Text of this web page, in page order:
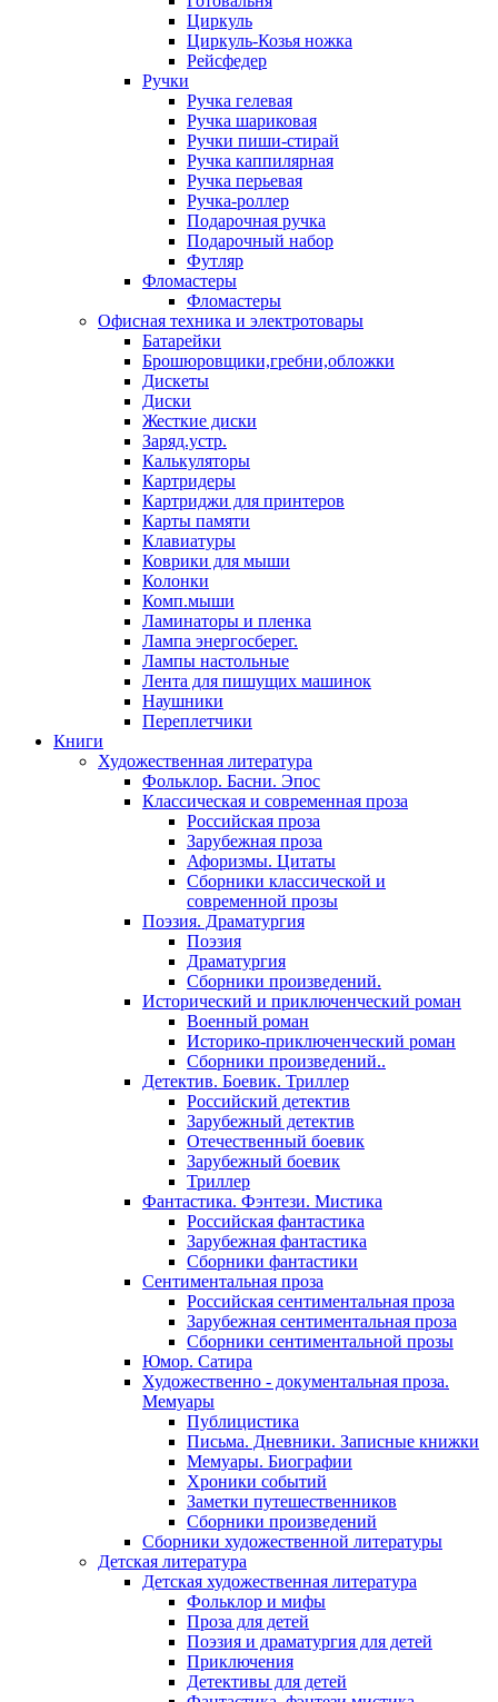
Циркуль
Циркуль-Козья ножка
Рейсфедер
Ручки
Ручка гелевая
Ручка шариковая
Ручки пиши-стирай
Ручка каппилярная
Ручка перьевая
Ручка-роллер
Подарочная ручка
Подарочный набор
Футляр
Фломастеры
Фломастеры
Офисная техника и электротовары
Батарейки
Брошюровщики,гребни,обложки
Дискеты
Диски
Жесткие диски
Заряд.устр.
Калькуляторы
Картридеры
Картриджи для принтеров
Карты памяти
Клавиатуры
Коврики для мыши
Колонки
Комп.мыши
Ламинаторы и пленка
Лампа энергосберег.
Лампы настольные
Лента для пишущих машинок
Наушники
Переплетчики
Книги
Художественная литература
Фольклор. Басни. Эпос
Классическая и современная проза
Российская проза
Зарубежная проза
Афоризмы. Цитаты
Сборники классической и
современной прозы
Поэзия. Драматургия
Поэзия
Драматургия
Сборники произведений.
Исторический и приключенческий роман
Военный роман
Историко-приключенческий роман
Сборники произведений..
Детектив. Боевик. Триллер
Российский детектив
Зарубежный детектив
Отечественный боевик
Зарубежный боевик
Триллер
Фантастика. Фэнтези. Мистика
Российская фантастика
Зарубежная фантастика
Сборники фантастики
Сентиментальная проза
Российская сентиментальная проза
Зарубежная сентиментальная проза
Сборники сентиментальной прозы
Юмор. Сатира
Художественно - документальная проза.
Мемуары
Публицистика
Письма. Дневники. Записные книжки
Мемуары. Биографии
Хроники событий
Заметки путешественников
Сборники произведений
Сборники художественной литературы
Детская литература
Детская художественная литература
Фольклор и мифы
Проза для детей
Поэзия и драматургия для детей
Приключения
Детективы для детей